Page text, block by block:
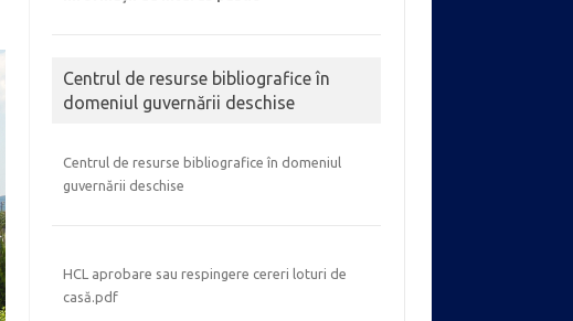
Centrul de resurse bibliografice în
domeniul guvernării deschise
Centrul de resurse bibliografice în domeniul
guvernării deschise
HCL aprobare sau respingere cereri loturi de
casă.pdf